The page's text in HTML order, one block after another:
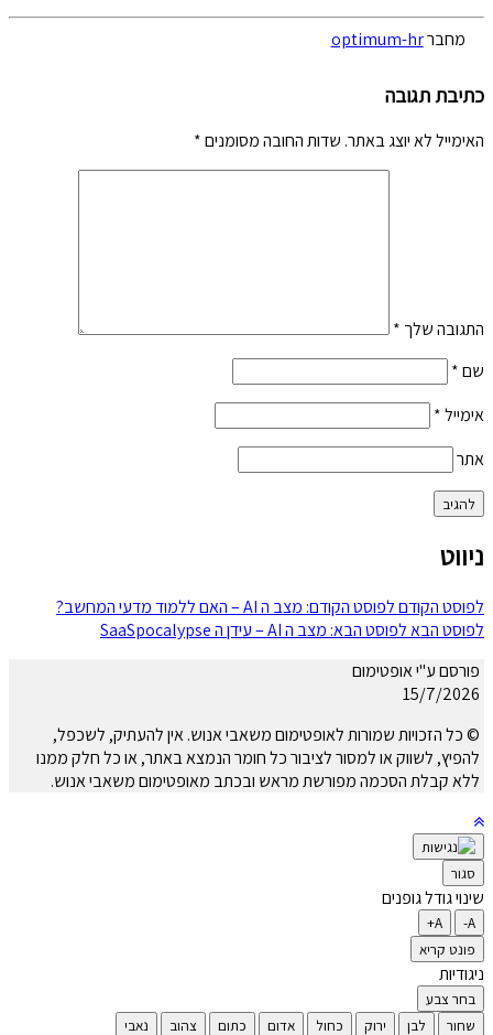
מחברoptimum-hr
כתיבת תגובה
האימייל לא יוצג באתר. שדות החובה מסומנים*
התגובה שלך *
שם*
אימייל*
אתר
ניווט
לפוסט הקודםלפוסט הקודם: מצב ה AI – האם ללמוד מדעי המחשב?
לפוסט הבאלפוסט הבא: מצב ה AI – עידן ה SaaSpocalypse
פורסם ע"י אופטימום
15/7/2026
© כל הזכויות שמורות לאופטימום משאבי אנוש. אין להעתיק, לשכפל,
להפיץ, לשווק או למסור לציבור כל חומר הנמצא באתר, או כל חלק ממנו
ללא קבלת הסכמה מפורשת מראש ובכתב מאופטימום משאבי אנוש.
סגור
שינוי גודל גופנים
A-
A+
פונט קריא
ניגודיות
בחר צבע
שחור
לבן ירוק כחול אדום כתום צהוב
נאבי